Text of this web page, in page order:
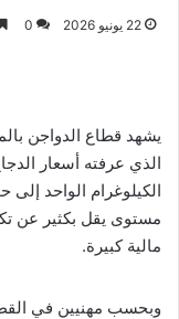
22 يونيو 2026 0
يشهد قطاع الدواجن
الذي عرفته أسعار
مستوى يقل بكثير عن
مالية كبيرة.
وبحسب مهنيين في